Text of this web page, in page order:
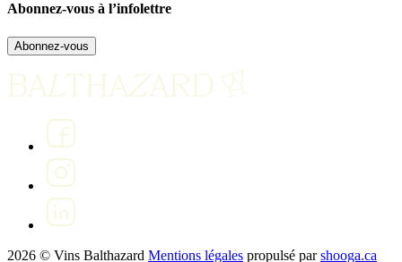
Abonnez-vous à l’infolettre
Abonnez-vous
2026 © Vins Balthazard Mentions légales propulsé parshooga.ca